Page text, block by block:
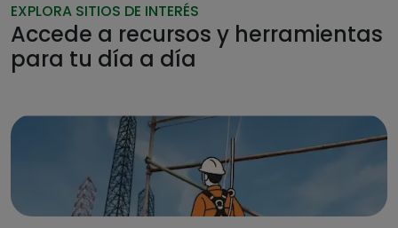
EXPLORA SITIOS DE INTERÉS
Accede a recursos y herramientas
para tu día a día